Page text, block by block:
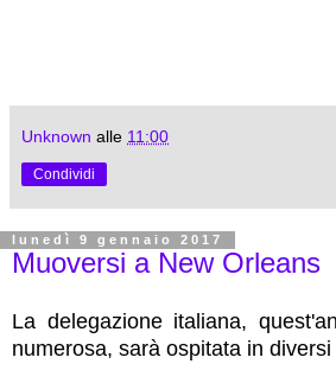
Unknown alle 11:00
Condividi
lunedì 9 gennaio 2017
Muoversi a New Orleans
La delegazione italiana,
numerosa, sarà ospitata in